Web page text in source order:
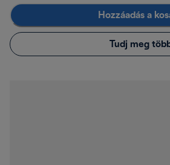
Hozzáadás a
Tudj meg